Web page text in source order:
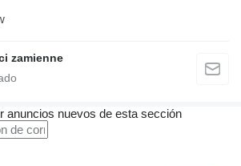
zamienne
anuncios nuevos de esta sección